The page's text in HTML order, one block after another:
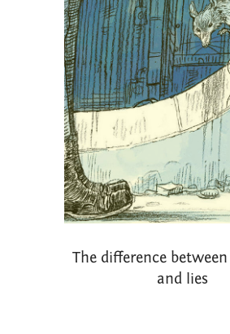
The difference
and lies